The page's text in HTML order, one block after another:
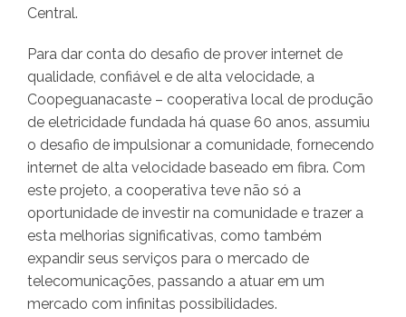
Central.
Para dar conta do desafio de prover internet de
qualidade, confiável e de alta velocidade, a
Coopeguanacaste – cooperativa local de produção
de eletricidade fundada há quase 60 anos, assumiu
o desafio de impulsionar a comunidade, fornecendo
internet de alta velocidade baseado em fibra. Com
este projeto, a cooperativa teve não só a
oportunidade de investir na comunidade e trazer a
esta melhorias significativas, como também
expandir seus serviços para o mercado de
telecomunicações, passando a atuar em um
mercado com infinitas possibilidades.